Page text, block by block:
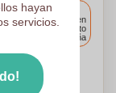
Entrega en
cualquier punto
de España
a la
hayan
servicios.